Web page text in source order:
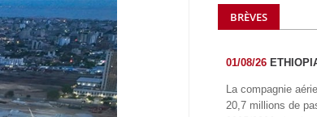
BRÈVES
01/08/26
La compagnie
20,7 millions de